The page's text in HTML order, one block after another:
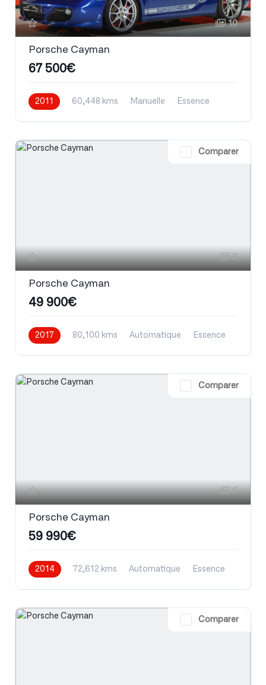
10
Porsche Cayman
67 500€
2011 60,448 kms Manuelle Essence
Comparer
8
Porsche Cayman
49 900€
2017 80,100 kms Automatique Essence
Comparer
8
Porsche Cayman
59 990€
2014 72,612 kms Automatique Essence
Comparer